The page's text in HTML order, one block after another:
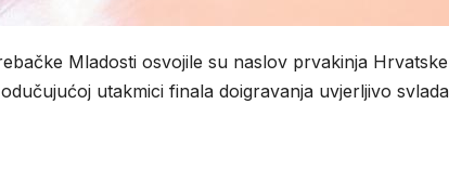
Mladosti osvojile su naslov prvakinja
utakmici finala doigravanja uvjerljivo